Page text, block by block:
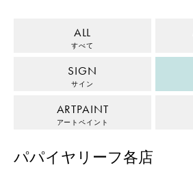
ALL
すべて
SIGN
サイン
ARTPAINT
アートペイント
パパイヤリーフ各店